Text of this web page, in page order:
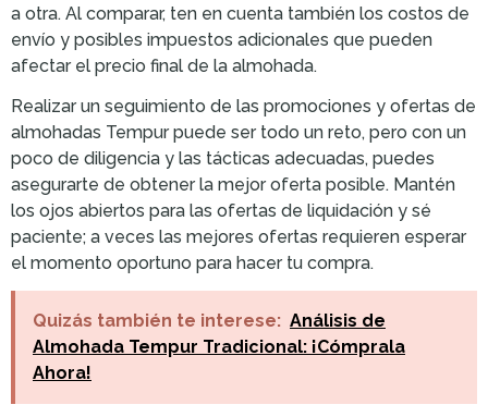
a otra. Al comparar, ten en cuenta también los costos de
envío y posibles impuestos adicionales que pueden
afectar el precio final de la almohada.
Realizar un seguimiento de las promociones y ofertas de
almohadas Tempur puede ser todo un reto, pero con un
poco de diligencia y las tácticas adecuadas, puedes
asegurarte de obtener la mejor oferta posible. Mantén
los ojos abiertos para las ofertas de liquidación y sé
paciente; a veces las mejores ofertas requieren esperar
el momento oportuno para hacer tu compra.
Quizás también te interese: Análisis de
Almohada Tempur Tradicional: ¡Cómprala
Ahora!